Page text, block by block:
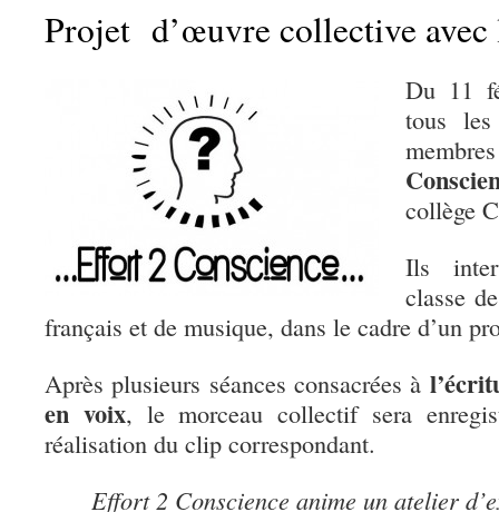
Projet d’œuvre collective avec
Du 11
tous
collège
Ils
classe
français et de musique, dans le cadre d’un
Après plusieurs séances consacrées à
en voix, le morceau collectif sera
réalisation du clip correspondant.
Effort 2 Conscience anime un atelier